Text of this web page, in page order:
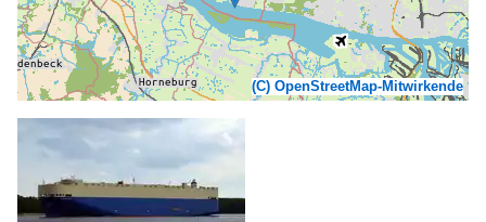
(C) OpenStreetMap-Mitwirkende